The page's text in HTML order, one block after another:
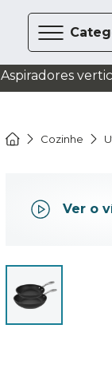
Aspiradores
Cozinhe
Ver o